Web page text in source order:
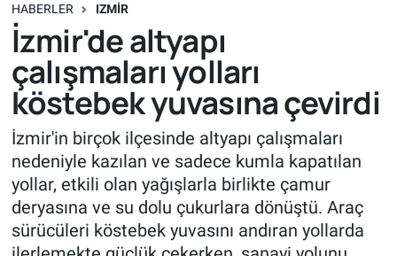
HABERLER IZMIR
İzmir'de altyapı
çalışmaları yolları
köstebek yuvasına çevirdi
İzmir'in birçok ilçesinde altyapı çalışmaları
nedeniyle kazılan ve sadece kumla kapatılan
yollar, etkili olan yağışlarla birlikte çamur
deryasına ve su dolu çukurlara dönüştü. Araç
sürücüleri köstebek yuvasını andıran yollarda
Süper Lig Puan Durumu ve Fikstür
Tüm Manşetler
Son Dakika Haberleri
Haber Arşivi